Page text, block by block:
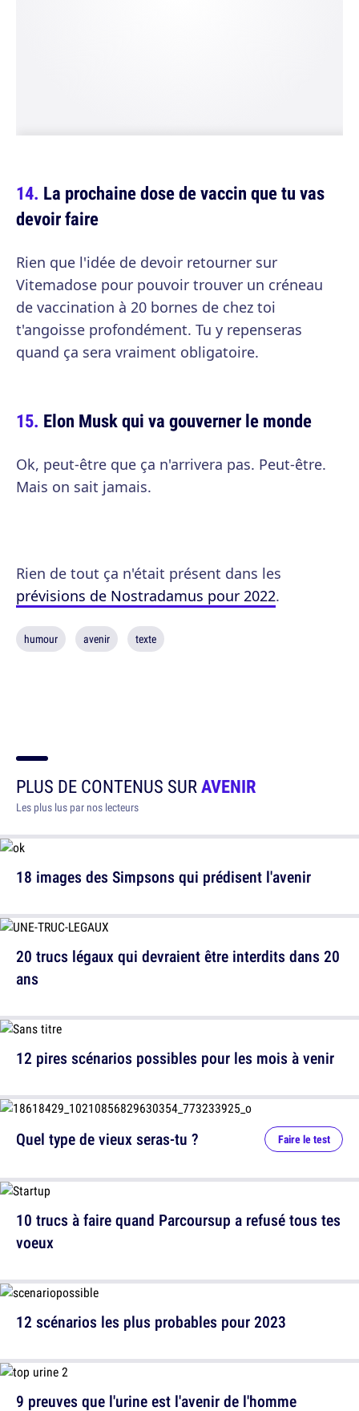
La prochaine dose de vaccin que tu vas
devoir faire
Rien que l'idée de devoir retourner sur
Vitemadose pour pouvoir trouver un créneau
de vaccination à 20 bornes de chez toi
t'angoisse profondément. Tu y repenseras
quand ça sera vraiment obligatoire.
Elon Musk qui va gouverner le monde
Ok, peut-être que ça n'arrivera pas. Peut-être.
Mais on sait jamais.
Rien de tout ça n'était présent dans les
prévisions de Nostradamus pour 2022.
humour avenir texte
PLUS DE CONTENUS SURAVENIR
Les plus lus par nos lecteurs
18 images des Simpsons qui prédisent l'avenir
12 pires scénarios possibles pour les mois à venir
12 scénarios les plus probables pour 2023
20 trucs légaux qui devraient être interdits dans 20
ans
Quel type de vieux seras-tu ? Faire le test
10 trucs à faire quand Parcoursup a refusé tous tes
voeux
9 preuves que l'urine est l'avenir de l'homme